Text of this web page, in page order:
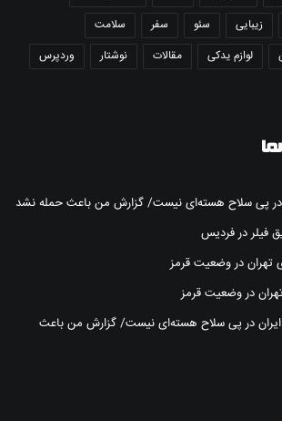
زیبایی سئو سفر
سلامت
لوازم یدکی مقالات نوشتار
وردپرس
در پی سلاح هسته‌ای نیست/ گزارش من باعث حمله نشد
فیلر در فردیس
تهران در وضعیت قرمز
در وضعیت قرمز
در پی سلاح هسته‌ای نیست/ گزارش من باعث